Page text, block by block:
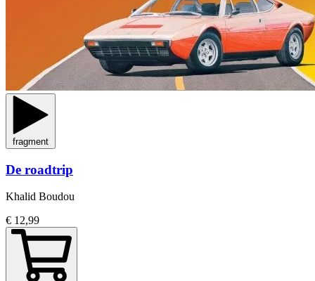
fragment
De roadtrip
Khalid Boudou
€ 12,99